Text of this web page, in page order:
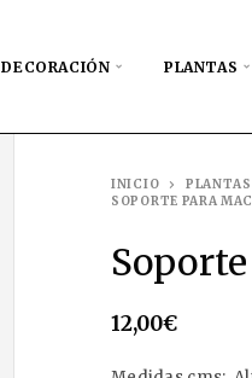
DECORACIÓN PLANTAS
INICIO PLANTAS
SOPORTE PARA
12,00€